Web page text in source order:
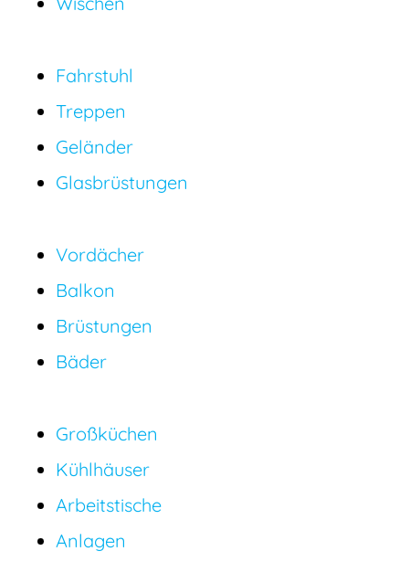
Fahrstuhl
Treppen
Geländer
Glasbrüstungen
Vordächer
Balkon
Brüstungen
Bäder
Großküchen
Kühlhäuser
Arbeitstische
Anlagen